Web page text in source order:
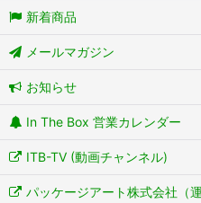
新着商品
メールマガジン
お知らせ
In The Box 営業カレンダー
ITB-TV (動画チャンネル)
パッケージアート株式会社（